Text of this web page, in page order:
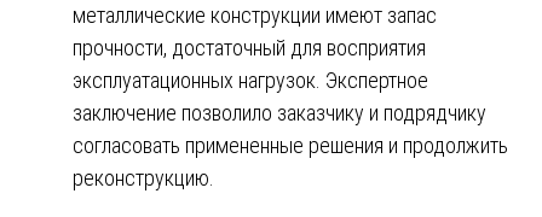
металлические конструкции имеют запас
прочности, достаточный для восприятия
эксплуатационных нагрузок. Экспертное
заключение позволило заказчику и подрядчику
согласовать примененные решения и продолжить
реконструкцию.